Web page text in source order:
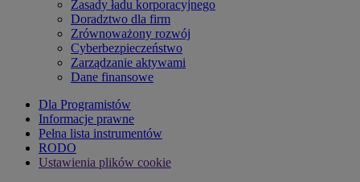
Zasady ładu korporacyjnego
Doradztwo dla firm
Zrównoważony rozwój
Cyberbezpieczeństwo
Zarządzanie aktywami
Dane finansowe
Dla Programistów
Informacje prawne
Pełna lista instrumentów
RODO
Ustawienia plików cookie